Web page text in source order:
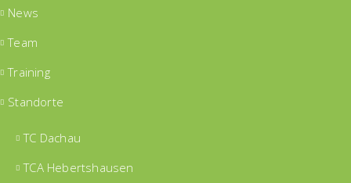
News
Team
Training
Standorte
TC Dachau
TCA Hebertshausen